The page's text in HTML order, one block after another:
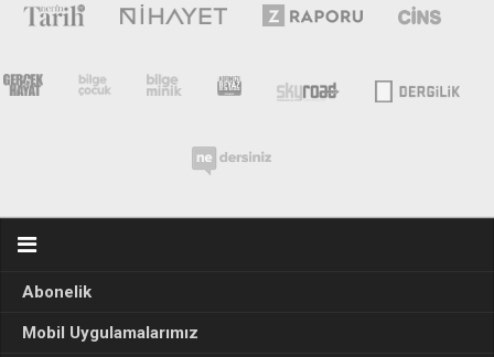
Abonelik
Mobil Uygulamalarımız